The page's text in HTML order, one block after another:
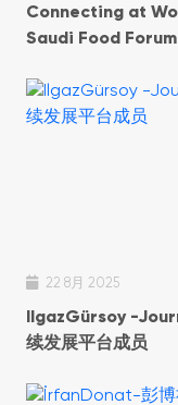
Connecting at
Saudi Food Forum
22 8月 2025
IlgazGürsoy -
续发展平台成员